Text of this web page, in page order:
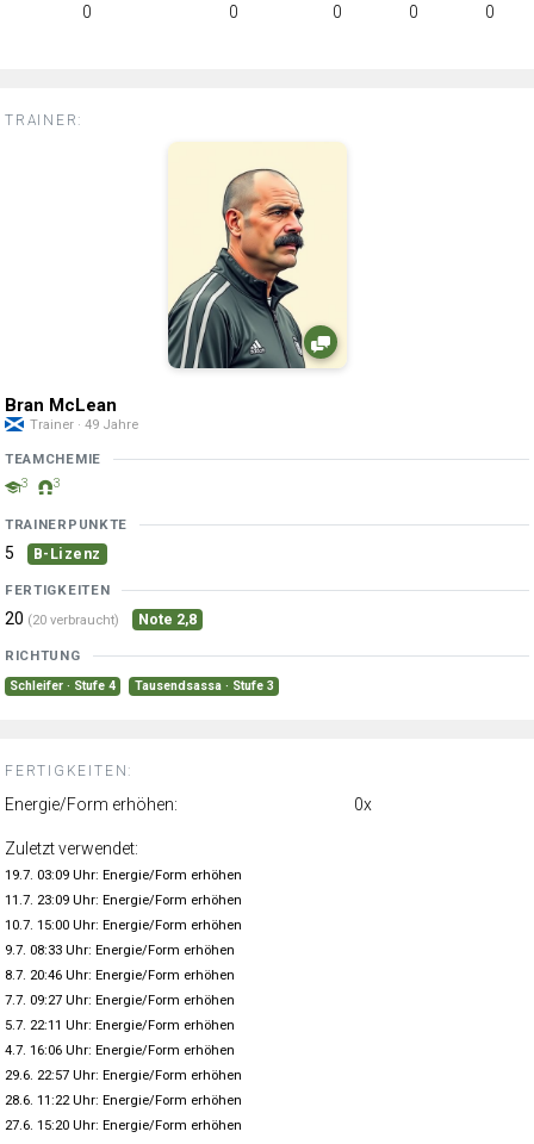
0
0 0 0 0
TRAINER:
Bran McLean
Trainer · 49 Jahre
TEAMCHEMIE
3 3
TRAINERPUNKTE
5 B-Lizenz
FERTIGKEITEN
20 (20 verbraucht) Note 2,8
RICHTUNG
Schleifer · Stufe 4 Tausendsassa · Stufe 3
FERTIGKEITEN:
Energie/Form erhöhen: 0x
Zuletzt verwendet:
19.7. 03:09 Uhr: Energie/Form erhöhen
11.7. 23:09 Uhr: Energie/Form erhöhen
10.7. 15:00 Uhr: Energie/Form erhöhen
9.7. 08:33 Uhr: Energie/Form erhöhen
8.7. 20:46 Uhr: Energie/Form erhöhen
7.7. 09:27 Uhr: Energie/Form erhöhen
5.7. 22:11 Uhr: Energie/Form erhöhen
4.7. 16:06 Uhr: Energie/Form erhöhen
29.6. 22:57 Uhr: Energie/Form erhöhen
28.6. 11:22 Uhr: Energie/Form erhöhen
27.6. 15:20 Uhr: Energie/Form erhöhen